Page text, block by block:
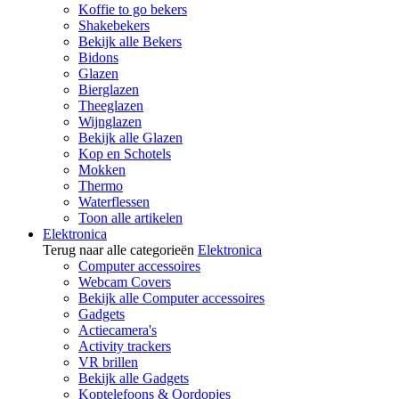
Koffie to go bekers
Shakebekers
Bekijk alle Bekers
Bidons
Glazen
Bierglazen
Theeglazen
Wijnglazen
Bekijk alle Glazen
Kop en Schotels
Mokken
Thermo
Waterflessen
Toon alle artikelen
Elektronica
Terug naar alle categorieën Elektronica
Computer accessoires
Webcam Covers
Bekijk alle Computer accessoires
Gadgets
Actiecamera's
Activity trackers
VR brillen
Bekijk alle Gadgets
Koptelefoons & Oordopjes